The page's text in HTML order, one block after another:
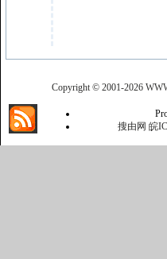
Copyright © 2001-2026
搜由网 皖